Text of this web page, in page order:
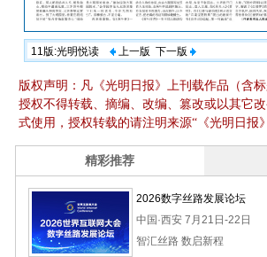
11版:光明悦读 上一版 下一版
版权声明：凡《光明日报》上刊载作品（含
授权不得转载、摘编、改编、篡改或以其它
式使用，授权转载的请注明来源“《光明日报》